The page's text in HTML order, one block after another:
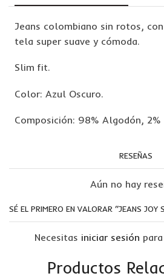
Jeans colombiano sin rotos,
tela super suave y cómoda.
Slim fit.
Color: Azul Oscuro.
Composición: 98% Algodón,
RESEÑAS
Aún no hay
SÉ EL PRIMERO EN VALORAR “JEANS
Necesitas iniciar sesión
Productos